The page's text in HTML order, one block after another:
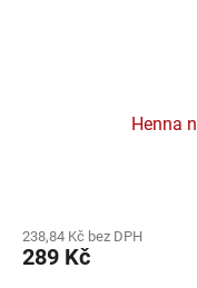
Henna
238,84 Kč bez DPH
289 Kč